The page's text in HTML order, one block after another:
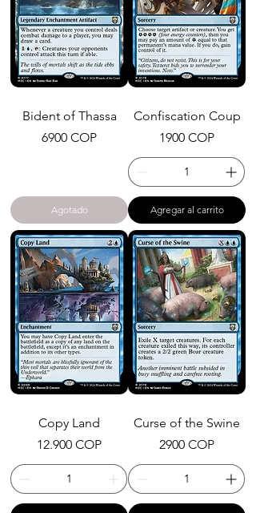
Bident of Thassa
Precio
6900 COP
Agotado
Confiscation Coup
Precio
1900 COP
Agregar al carrito
Copy Land
Precio
12.900 COP
Curse of the Swine
Precio
2900 COP